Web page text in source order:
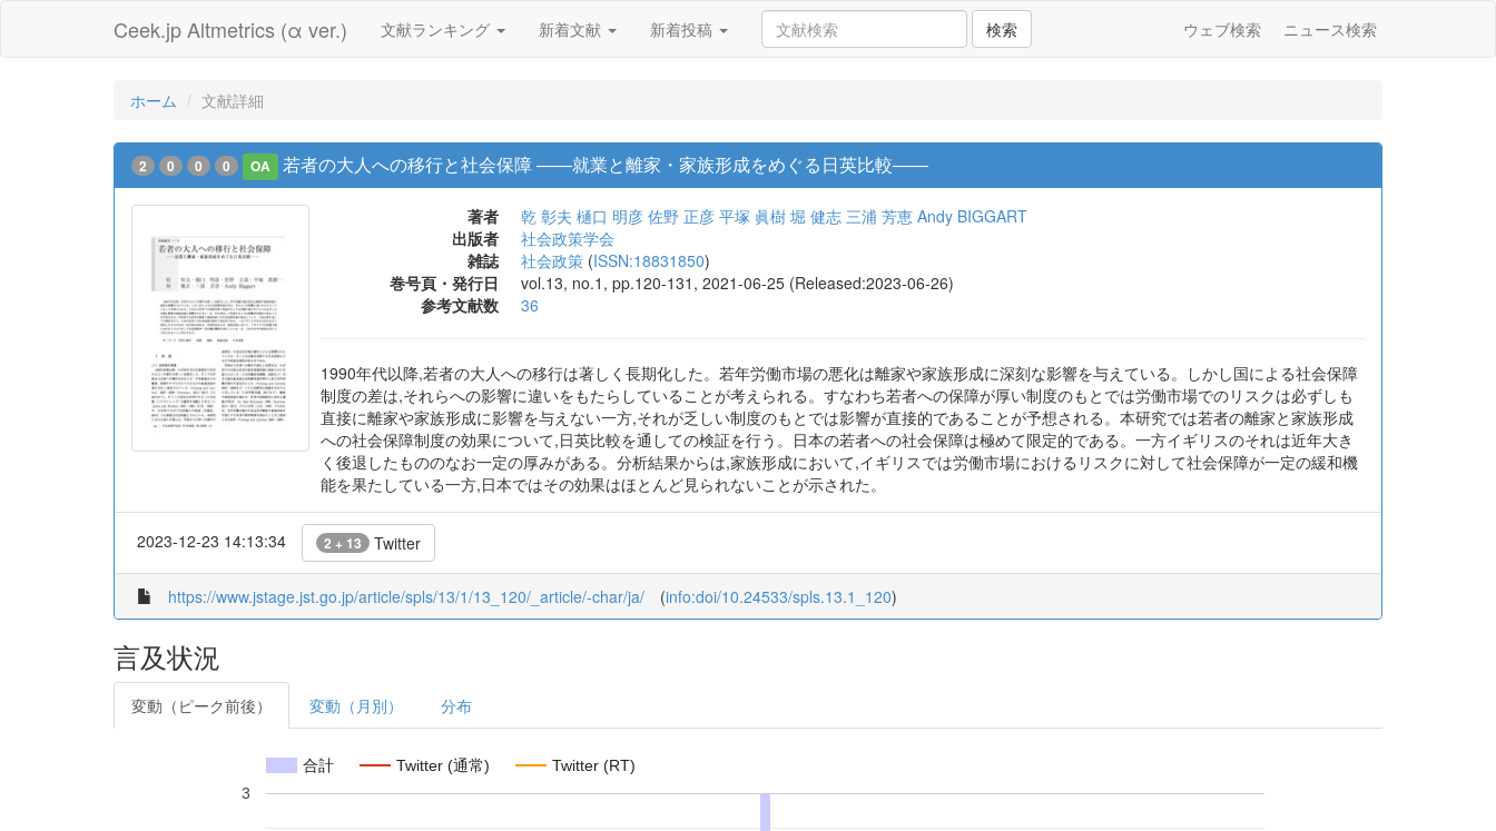
Ceek.jp Altmetrics (α ver.) 文献ランキング 新着文献 新着投稿 検索 ウェブ検索 ニュース検索
ホーム 文献詳細
2 0 0 0 OA 若者の大人への移行と社会保障 ――就業と離家・家族形成をめぐる日英比較――
著者 乾 彰夫 樋口 明彦 佐野 正彦 平塚 眞樹 堀 健志 三浦 芳恵 Andy BIGGART
出版者
社会政策学会
雑誌
社会政策 (ISSN:18831850)
巻号頁・発行日
vol.13, no.1, pp.120-131, 2021-06-25 (Released:2023-06-26)
参考文献数
36
1990年代以降,若者の大人への移行は著しく長期化した。若年労働市場の悪化は離家や家族形成に深刻な影響を与えている。しかし国による社会保障
制度の差は,それらへの影響に違いをもたらしていることが考えられる。すなわち若者への保障が厚い制度のもとでは労働市場でのリスクは必ずしも
直接に離家や家族形成に影響を与えない一方,それが乏しい制度のもとでは影響が直接的であることが予想される。本研究では若者の離家と家族形成
への社会保障制度の効果について,日英比較を通しての検証を行う。日本の若者への社会保障は極めて限定的である。一方イギリスのそれは近年大き
く後退したもののなお一定の厚みがある。分析結果からは,家族形成において,イギリスでは労働市場におけるリスクに対して社会保障が一定の緩和機
能を果たしている一方,日本ではその効果はほとんど見られないことが示された。
2023-12-23 14:13:34 2 + 13 Twitter
https://www.jstage.jst.go.jp/article/spls/13/1/13_120/_article/-char/ja/ (info:doi/10.24533/spls.13.1_120)
言及状況
変動（ピーク前後） 変動（月別） 分布
合計 Twitter (通常) Twitter (RT)
3